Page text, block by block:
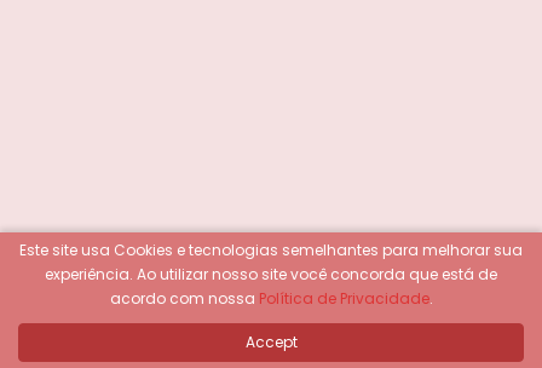
Este site usa Cookies e tecnologias semelhantes para melhorar sua
experiência. Ao utilizar nosso site você concorda que está de
acordo com nossa Política de Privacidade.
Accept